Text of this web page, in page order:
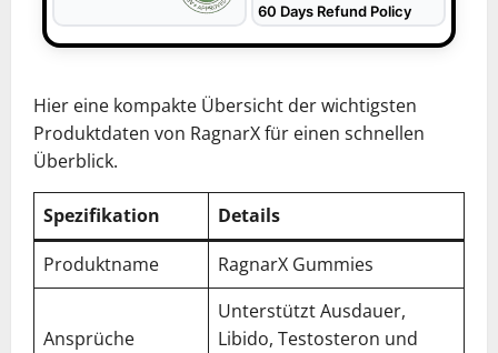
60 Days Refund Policy
Hier eine kompakte Übersicht der wichtigsten
Produktdaten von RagnarX für einen schnellen
Überblick.
Spezifikation
Details
Produktname
RagnarX Gummies
Ansprüche
Unterstützt Ausdauer,
Libido, Testosteron und